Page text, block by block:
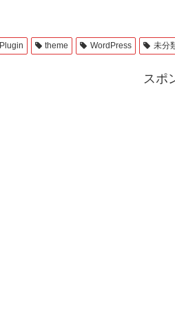
Plugin theme WordPress 未分
スポ